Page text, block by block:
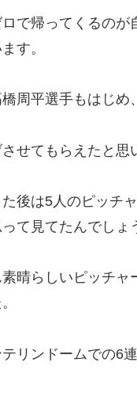
ロで帰ってくるの
す。
周平選手もはじめ
せてもらえたと思
後は5人のピッチ
て見てたんでしょ
素晴らしいピッチ
リンドームでの6